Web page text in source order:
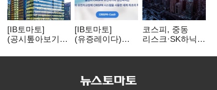
[IB토마토]
(공시톺아보기)
바로 매출로
[IB토마토]
(유증레이다)
3분의 1 토막…
비용부터 챙긴다
코스피, 중동
리스크·SK하닉
뒷걸음